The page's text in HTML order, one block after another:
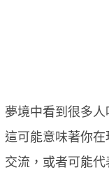
夢境中看到很多
這可能意味著你
交流，或者可能